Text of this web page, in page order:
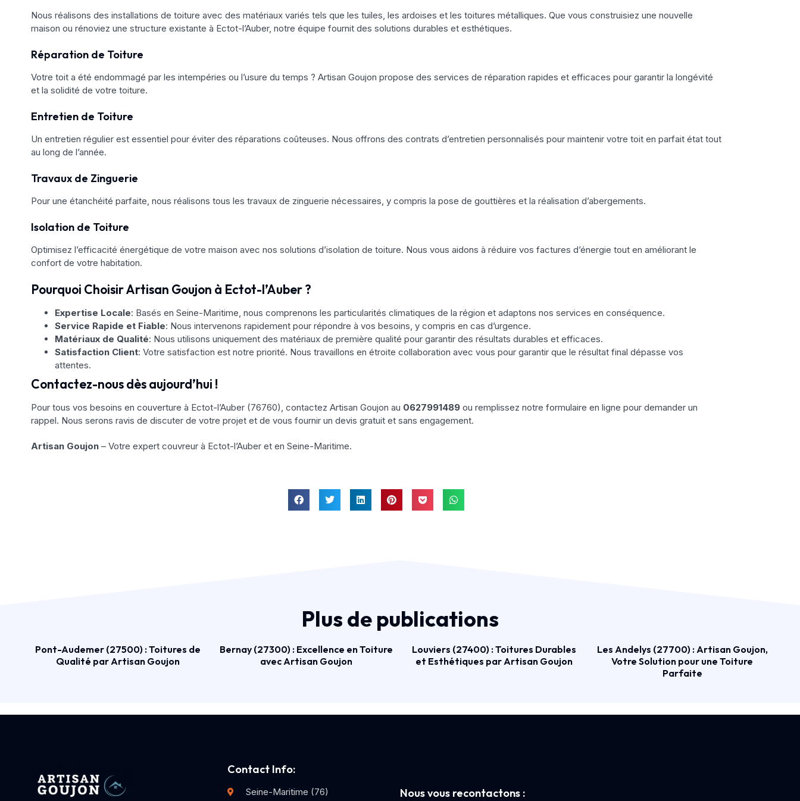
Nous réalisons des installations de toiture avec des matériaux variés tels que les tuiles, les ardoises et les toitures métalliques. Que vous construisiez une nouvelle
maison ou rénoviez une structure existante à Ectot-l’Auber, notre équipe fournit des solutions durables et esthétiques.
Réparation de Toiture
Votre toit a été endommagé par les intempéries ou l’usure du temps ? Artisan Goujon propose des services de réparation rapides et efficaces pour garantir la longévité
et la solidité de votre toiture.
Entretien de Toiture
Un entretien régulier est essentiel pour éviter des réparations coûteuses. Nous offrons des contrats d’entretien personnalisés pour maintenir votre toit en parfait état tout
au long de l’année.
Travaux de Zinguerie
Pour une étanchéité parfaite, nous réalisons tous les travaux de zinguerie nécessaires, y compris la pose de gouttières et la réalisation d’abergements.
Isolation de Toiture
Optimisez l’efficacité énergétique de votre maison avec nos solutions d’isolation de toiture. Nous vous aidons à réduire vos factures d’énergie tout en améliorant le
confort de votre habitation.
Pourquoi Choisir Artisan Goujon à Ectot-l’Auber ?
Expertise Locale: Basés en Seine-Maritime, nous comprenons les particularités climatiques de la région et adaptons nos services en conséquence.
Service Rapide et Fiable: Nous intervenons rapidement pour répondre à vos besoins, y compris en cas d’urgence.
Matériaux de Qualité: Nous utilisons uniquement des matériaux de première qualité pour garantir des résultats durables et efficaces.
Satisfaction Client: Votre satisfaction est notre priorité. Nous travaillons en étroite collaboration avec vous pour garantir que le résultat final dépasse vos
attentes.
Contactez-nous dès aujourd’hui !
Pour tous vos besoins en couverture à Ectot-l’Auber (76760), contactez Artisan Goujon au 0627991489 ou remplissez notre formulaire en ligne pour demander un
rappel. Nous serons ravis de discuter de votre projet et de vous fournir un devis gratuit et sans engagement.
Artisan Goujon – Votre expert couvreur à Ectot-l’Auber et en Seine-Maritime.
Plus de publications
Pont-Audemer (27500) : Toitures de
Qualité par Artisan Goujon
Bernay (27300) : Excellence en Toiture
avec Artisan Goujon
Louviers (27400) : Toitures Durables
et Esthétiques par Artisan Goujon
Les Andelys (27700) : Artisan Goujon,
Votre Solution pour une Toiture
Parfaite
Contact Info:
Seine-Maritime (76) Nous vous recontactons :